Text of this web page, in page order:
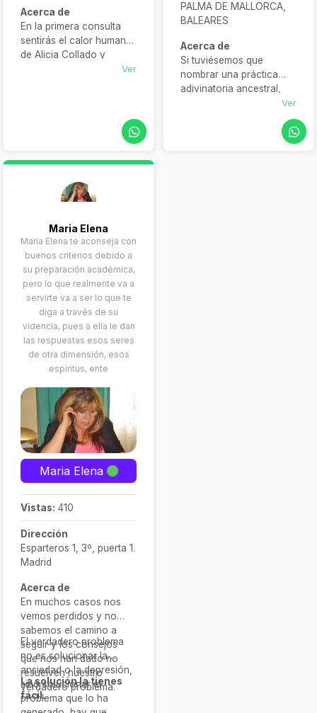
Acerca de
En la primera consulta
sentirás el calor humano
de Alicia Collado y
podrás comprobar que
mismo instante recibirás
consulta ya te sentirás
mucho mejor. Notarás
que estás en muy buenas
Ver
PALMA DE MALLORCA,
BALEARES
Acerca de
Si tuviésemos que
nombrar una práctica
adivinatoria ancestral,
estoy convencida de que
Ver
Maria Elena
María Elena te aconseja con
buenos criterios debido a
su preparación académica,
pero lo que realmente va a
servirte va a ser lo que te
diga a través de su
videncia, pues a ella le dan
las respuestas esos seres
de otra dimensión, esos
espíritus, ente
Maria Elena
Vistas: 410
Dirección
Esparteros 1, 3º, puerta 1.
Madrid
Acerca de
En muchos casos nos
vemos perdidos y no
sabemos el camino a
seguir y los consejos
que nos han dado no
resuelven nuestro
verdadero problema.
El verdadero problema
no es solucionar la
ansiedad o la depresión,
sino solucionar el
problema que lo ha
La solución la tienes
fácil.